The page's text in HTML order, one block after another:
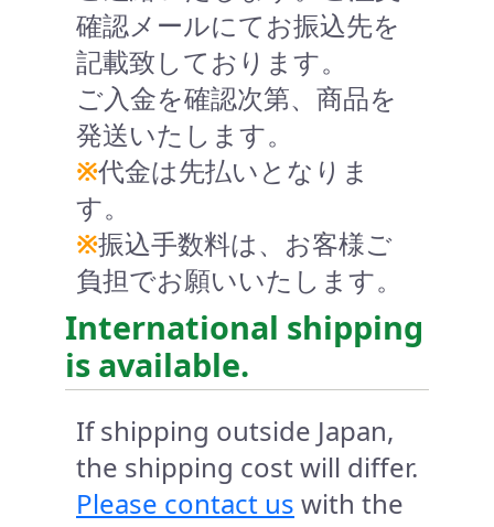
確認メールにてお振込先を
記載致しております。
ご入金を確認次第、商品を
発送いたします。
※代金は先払いとなりま
す。
※振込手数料は、お客様ご
負担でお願いいたします。
International shipping
is available.
If shipping outside Japan,
the shipping cost will differ.
Please contact us with the